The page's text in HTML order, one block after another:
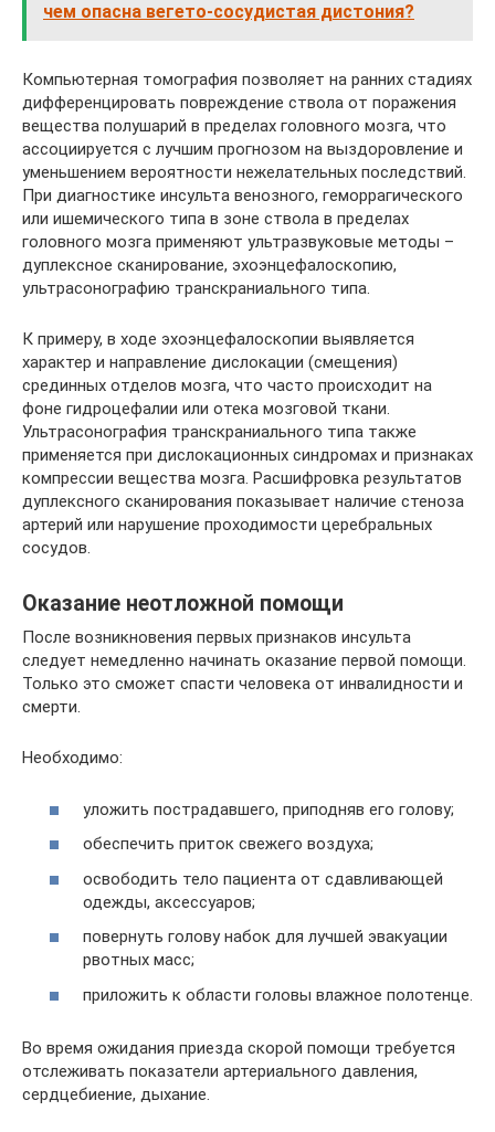
чем опасна вегето-сосудистая дистония?
Компьютерная томография позволяет на ранних стадиях
дифференцировать повреждение ствола от поражения
вещества полушарий в пределах головного мозга, что
ассоциируется с лучшим прогнозом на выздоровление и
уменьшением вероятности нежелательных последствий.
При диагностике инсульта венозного, геморрагического
или ишемического типа в зоне ствола в пределах
головного мозга применяют ультразвуковые методы –
дуплексное сканирование, эхоэнцефалоскопию,
ультрасонографию транскраниального типа.
К примеру, в ходе эхоэнцефалоскопии выявляется
характер и направление дислокации (смещения)
срединных отделов мозга, что часто происходит на
фоне гидроцефалии или отека мозговой ткани.
Ультрасонография транскраниального типа также
применяется при дислокационных синдромах и признаках
компрессии вещества мозга. Расшифровка результатов
дуплексного сканирования показывает наличие стеноза
артерий или нарушение проходимости церебральных
сосудов.
Оказание неотложной помощи
После возникновения первых признаков инсульта
следует немедленно начинать оказание первой помощи.
Только это сможет спасти человека от инвалидности и
смерти.
Необходимо:
уложить пострадавшего, приподняв его голову;
обеспечить приток свежего воздуха;
освободить тело пациента от сдавливающей
одежды, аксессуаров;
повернуть голову набок для лучшей эвакуации
рвотных масс;
приложить к области головы влажное полотенце.
Во время ожидания приезда скорой помощи требуется
отслеживать показатели артериального давления,
сердцебиение, дыхание.